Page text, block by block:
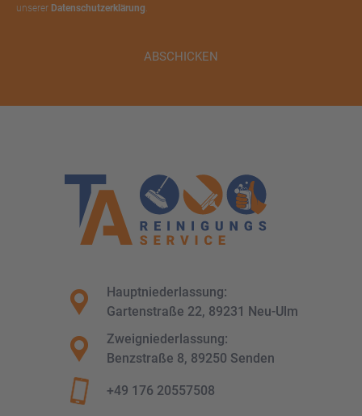
unserer Datenschutzerklärung
ABSCHICKEN
Hauptniederlassung:
Gartenstraße 22, 89231 Neu-Ulm
Zweigniederlassung:
Benzstraße 8, 89250 Senden
+49 176 20557508